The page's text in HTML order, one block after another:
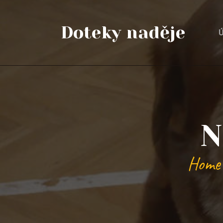
Doteky naděje
Home